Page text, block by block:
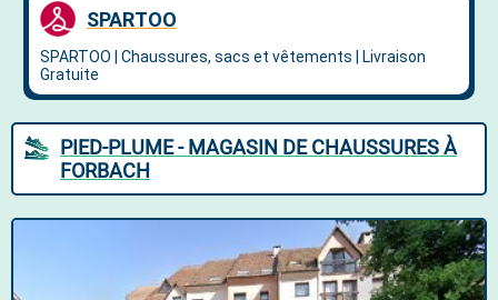
PIED-PLUME - MAGASIN DE CHAUSSURES À
FORBACH